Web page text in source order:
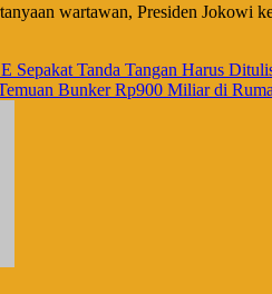
wartawan, Presiden Jokowi
Sepakat Tanda Tangan Harus
Bunker Rp900 Miliar di